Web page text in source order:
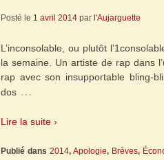
Posté le 1 avril 2014 par l'Aujarguette
L’inconsolable, ou plutôt
la semaine. Un artiste de rap dans
rap avec son insupportable bling-
dos …
Lire la suite ›
Publié dans 2014,Apologie, Brèves,